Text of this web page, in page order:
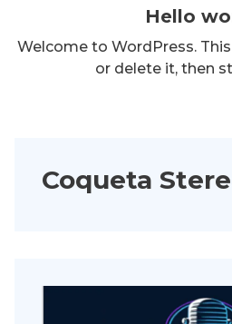
Hello
Welcome to WordPress.
or delete it, then
Coqueta